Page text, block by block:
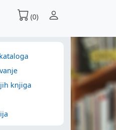
(0)
knjiga